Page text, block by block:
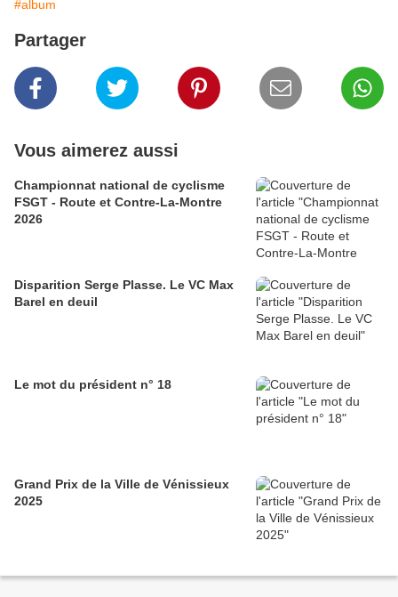
#album
Partager
Vous aimerez aussi
Championnat national de cyclisme
FSGT - Route et Contre-La-Montre
2026
Disparition Serge Plasse. Le VC Max
Barel en deuil
Le mot du président n° 18
Grand Prix de la Ville de Vénissieux
2025